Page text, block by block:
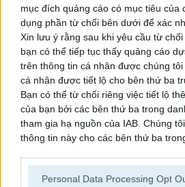
mục đích quảng cáo có mục tiêu của
dụng phần từ chối bên dưới để xác
Xin lưu ý rằng sau khi yêu cầu từ
bạn có thể tiếp tục thấy quảng cáo
trên thông tin cá nhân được chúng
cá nhân được tiết lộ cho bên thứ ba
Bạn có thể từ chối riêng việc tiết lộ
của bạn bởi các bên thứ ba trong
tham gia hạ nguồn của IAB. Chúng
thông tin này cho các bên thứ ba
lộ thêm thông tin này cho các bên
Personal Data Processing Opt
Gin Rummy Classic